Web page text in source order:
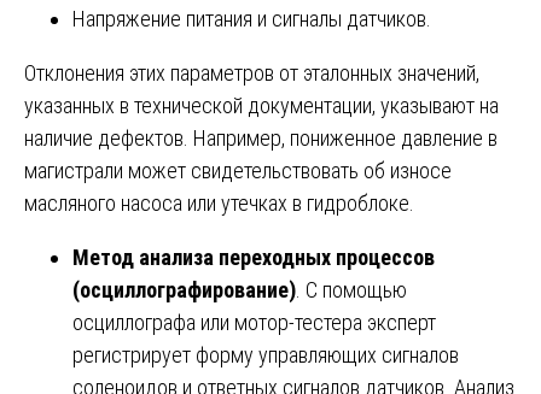
Напряжение питания и сигналы датчиков.
Отклонения этих параметров от эталонных значений,
указанных в технической документации, указывают на
наличие дефектов. Например, пониженное давление в
магистрали может свидетельствовать об износе
масляного насоса или утечках в гидроблоке.
Метод анализа переходных процессов
(осциллографирование) . С помощью
осциллографа или мотор-тестера эксперт
регистрирует форму управляющих сигналов
соленоидов и ответных сигналов датчиков. Анализ